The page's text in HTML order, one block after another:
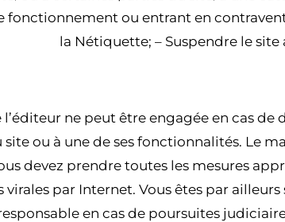
ou entrant en
la Nétiquette; – Suspendre le
l’éditeur ne peut être engagée en cas
site ou à une de ses fonctionnalités. Le
devez prendre toutes les mesures
par Internet. Vous êtes par
en cas de poursuites